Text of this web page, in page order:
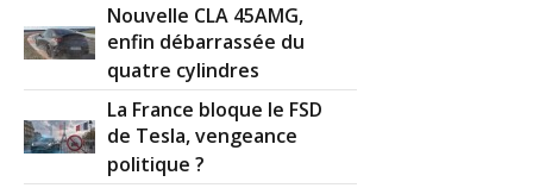
Nouvelle CLA 45AMG,
enfin débarrassée du
quatre cylindres
La France bloque le FSD
de Tesla, vengeance
politique ?